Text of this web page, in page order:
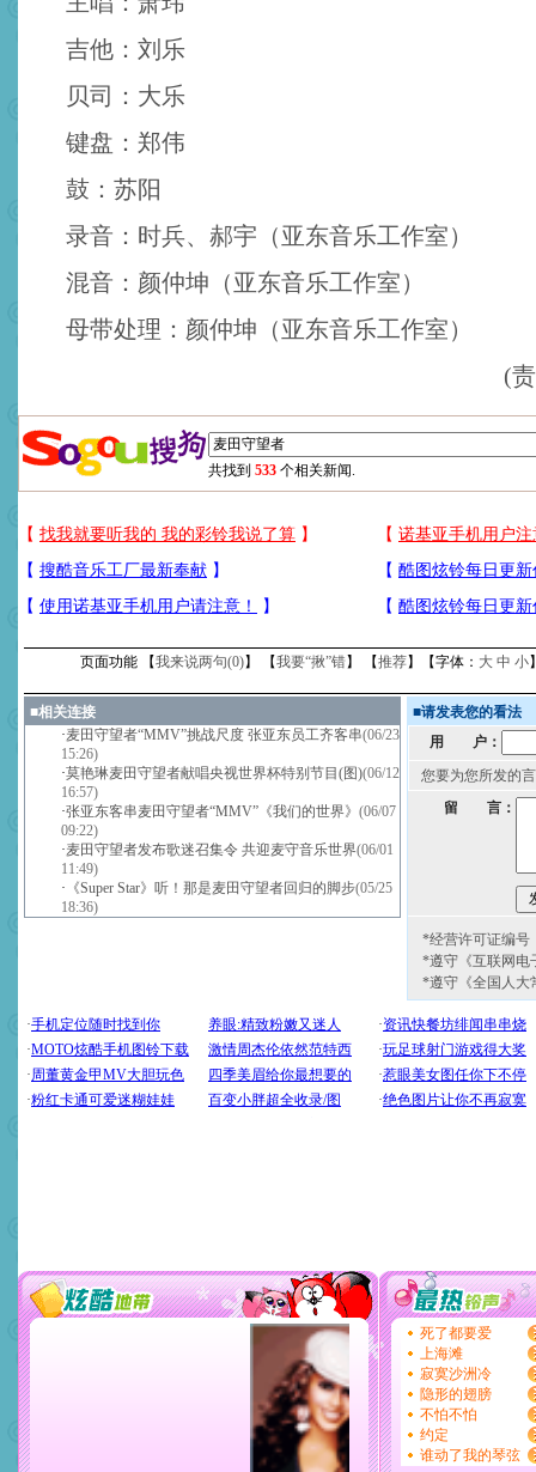
吉他：刘乐
贝司：大乐
键盘：郑伟
鼓：苏阳
录音：时兵、郝宇（亚东音乐工作室）
混音：颜仲坤（亚东音乐工作室）
母带处理：颜仲坤（亚东音乐工作室）
(
共找到 533 个相关新闻.
页面功能 【我来说两句(0)】 【我要“揪”错】 【推荐】【字体： 大 中 小
■相关连接
·麦田守望者“MMV”挑战尺度 张亚东员工齐客串(06/23
15:26)
·莫艳琳麦田守望者献唱央视世界杯特别节目(图)(06/12
16:57)
·张亚东客串麦田守望者“MMV”《我们的世界》 (06/07
09:22)
·麦田守望者发布歌迷召集令 共迎麦守音乐世界(06/01
11:49)
· 《Super Star》听！那是麦田守望者回归的脚步(05/25
18:36)
■请发表您的看法
用 户：
您要为您所发的
留 言：
*经营许可证编号
*遵守《互联网电
*遵守《全国人大